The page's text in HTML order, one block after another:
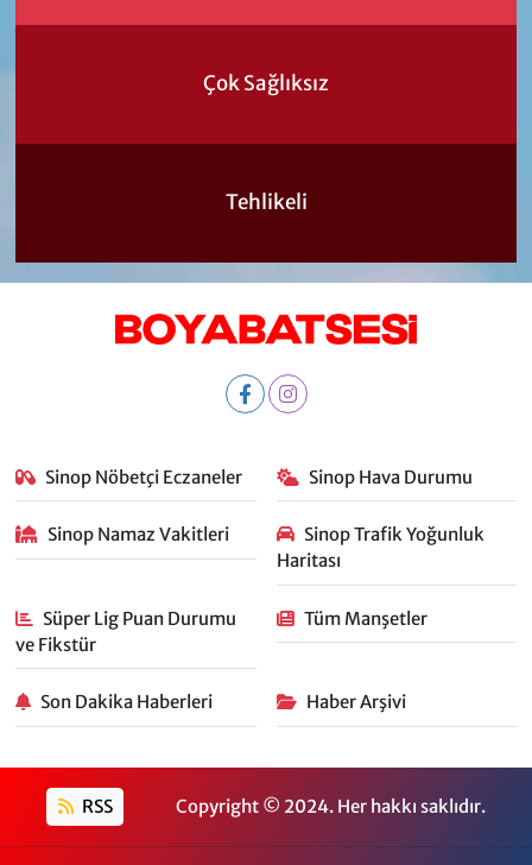
Çok Sağlıksız
Tehlikeli
Sinop Nöbetçi Eczaneler Sinop Hava Durumu
Sinop Namaz Vakitleri
Sinop Trafik Yoğunluk
Haritası
Süper Lig Puan Durumu
ve Fikstür
Tüm Manşetler
Son Dakika Haberleri Haber Arşivi
RSS Copyright © 2024. Her hakkı saklıdır.